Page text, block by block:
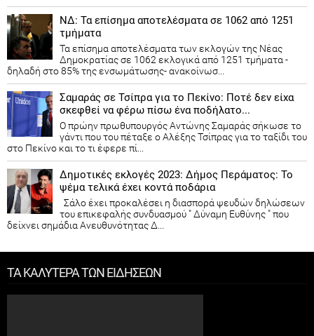
ΝΔ: Τα επίσημα αποτελέσματα σε 1062 από 1251
τμήματα
Τα επίσημα αποτελέσματα των εκλογών της Νέας
Δημοκρατίας​ σε 1062 εκλογικά από 1251 τμήματα -
δηλαδή στο 85% της ενσωμάτωσης- ανακοίνωσ...
Σαμαράς σε Τσίπρα για το Πεκίνο: Ποτέ δεν είχα
σκεφθεί να φέρω πίσω ένα ποδήλατο...
Ο πρώην πρωθυπουργός Αντώνης Σαμαράς σήκωσε το
γάντι που του πέταξε ο Αλέξης Τσίπρας για το ταξίδι του
στο Πεκίνο και το τι έφερε πί...
Δημοτικές εκλογές 2023: Δήμος Περάματος: Το
ψέμα τελικά έχει κοντά ποδάρια
Σάλο έχει προκαλέσει η διασπορά ψευδών δηλώσεων
του επικεφαλής συνδυασμού " Δύναμη Ευθύνης " που
δείχνει σημάδια Ανευθυνότητας Δ...
ΤΑ ΚΑΛΥΤΕΡΑ ΤΩΝ ΕΙΔΗΣΕΩΝ